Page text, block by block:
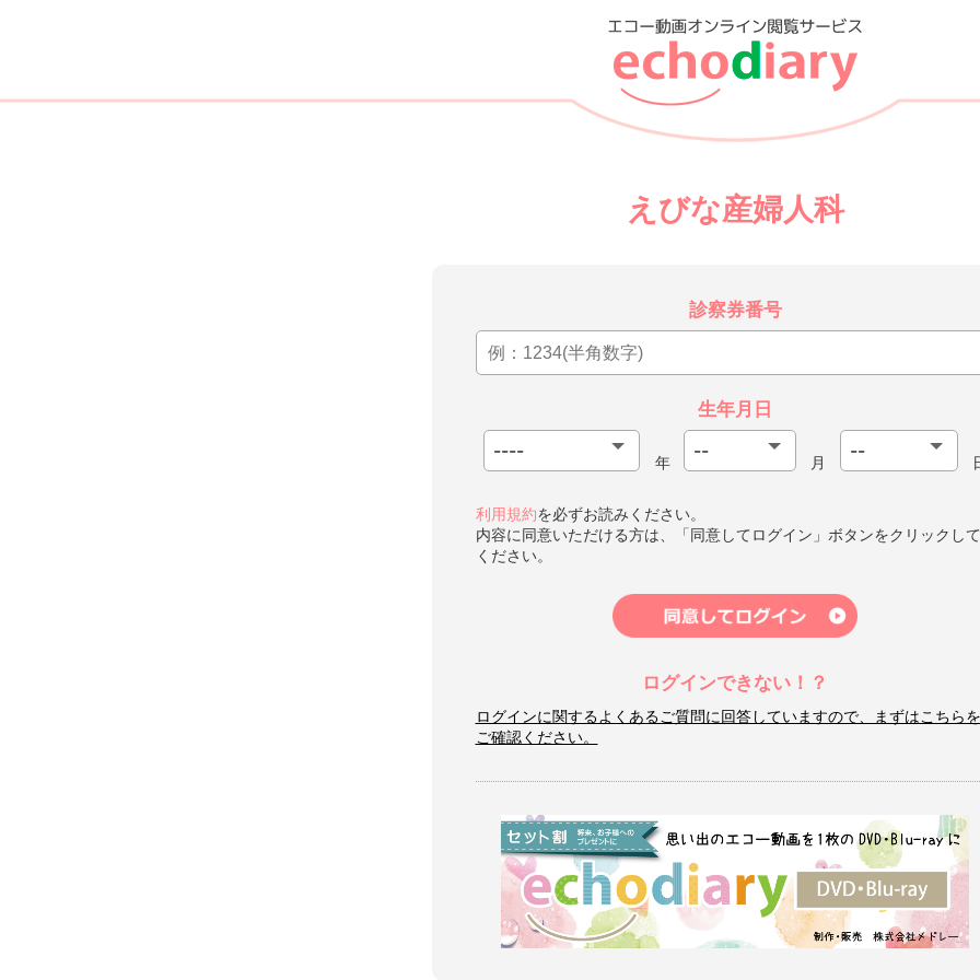
えびな産婦人科
診察券番号
生年月日
年 月
利用規約を必ずお読みください。
内容に同意いただける方は、「同意してログイン」ボタンをクリックして
ください。
ログインできない！？
ログインに関するよくあるご質問に回答していますので、まずはこちらを
ご確認ください。